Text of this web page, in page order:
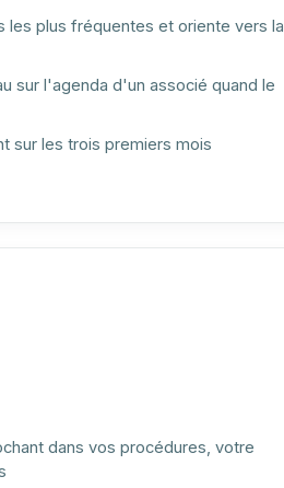
les plus fréquentes et oriente vers la
sur l'agenda d'un associé quand le
sur les trois premiers mois
dans vos procédures, votre